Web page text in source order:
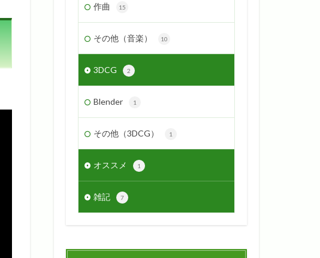
作曲 15
その他（音楽） 10
3DCG 2
Blender 1
その他（3DCG） 1
オススメ 1
雑記 7